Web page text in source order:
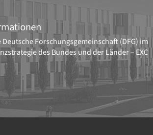
Deutsche Forschungsgemeinschaft (DFG) im
des Bundes und der Länder – EXC